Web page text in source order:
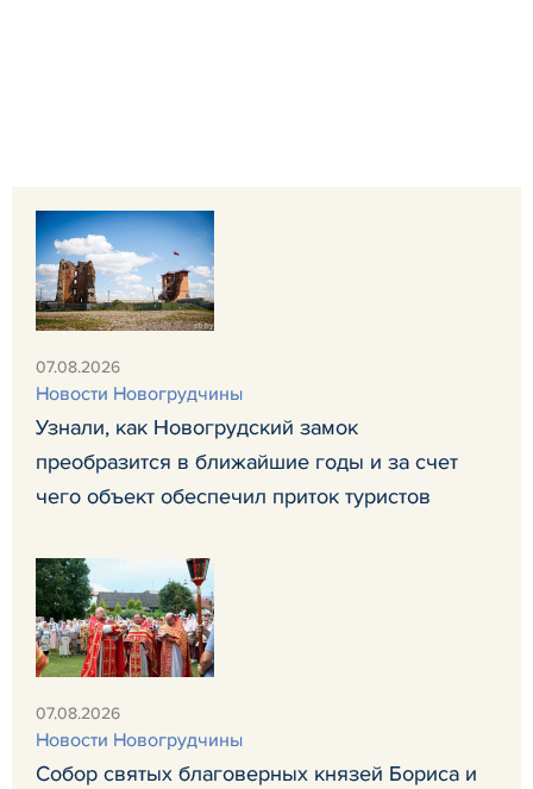
07.08.2026
Новости Новогрудчины
Узнали, как Новогрудский замок
преобразится в ближайшие годы и за счет
чего объект обеспечил приток туристов
07.08.2026
Новости Новогрудчины
Собор святых благоверных князей Бориса и